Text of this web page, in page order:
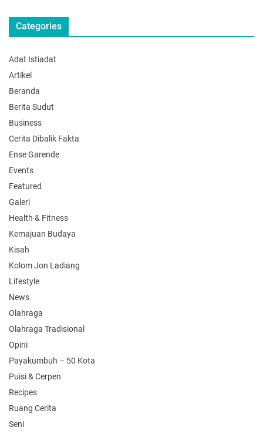
Categories
Adat Istiadat
Artikel
Beranda
Berita Sudut
Business
Cerita Dibalik Fakta
Ense Garende
Events
Featured
Galeri
Health & Fitness
Kemajuan Budaya
Kisah
Kolom Jon Ladiang
Lifestyle
News
Olahraga
Olahraga Tradisional
Opini
Payakumbuh – 50 Kota
Puisi & Cerpen
Recipes
Ruang Cerita
Seni